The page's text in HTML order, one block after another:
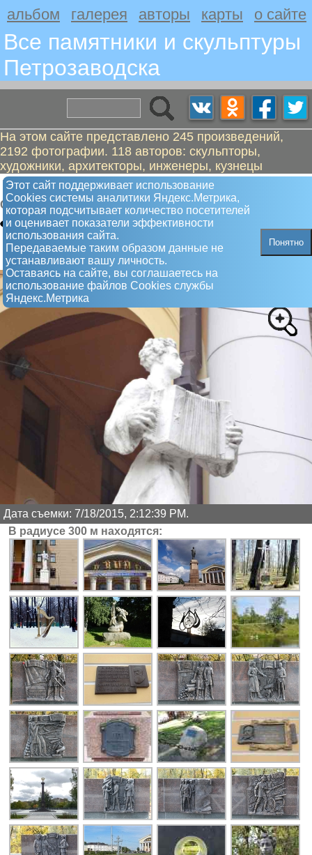
альбом галерея авторы карты о сайте
Все памятники и скульптуры
Петрозаводскa
На этом сайте представлено 245 произведений,
2192 фотографии. 118 авторов: скульпторы,
художники, архитекторы, инженеры, кузнецы
Этот сайт поддерживает использование
Сookies системы аналитики Яндекс.Метрика,
которая подсчитывает количество посетителей
и оценивает показатели эффективности
использования сайта.
Передаваемые таким образом данные не
устанавливают вашу личность.
Оставаясь на сайте, вы соглашаетесь на
использование файлов Сookies службы
Яндекс.Метрика
Понятно
Театральный гармонист
Скульптура
Дата съемки: 7/18/2015, 2:12:39 PM.
В радиусе 300 м находятся: